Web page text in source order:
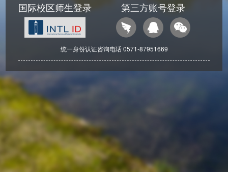
国际校区师生登录 第三方账号登录
统一身份认证咨询电话 0571-87951669